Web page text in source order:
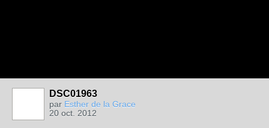
DSC01963
par Esther de la Grace
20 oct. 2012